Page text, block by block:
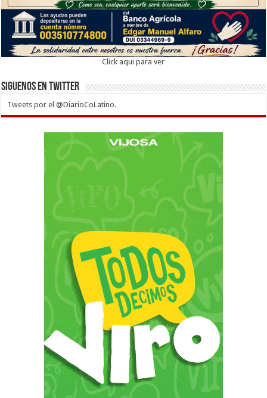
Click aqui para ver
Siguenos en twitter
Tweets por el @DiarioCoLatino.